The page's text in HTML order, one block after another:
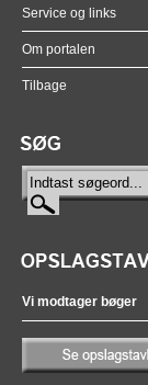
Service og links
Om portalen
Tilbage
Vi modtager bøger